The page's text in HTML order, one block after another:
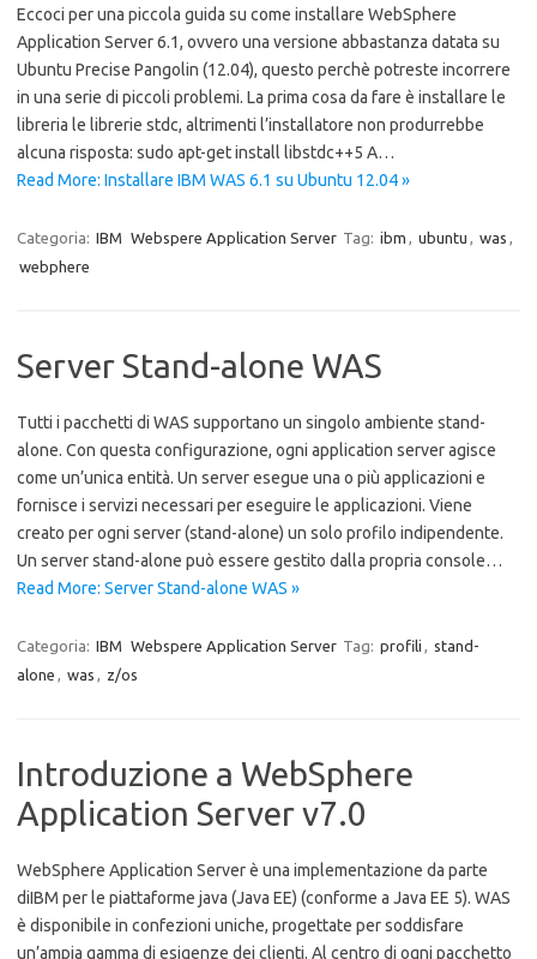
Eccoci per una piccola guida su come installare WebSphere
Application Server 6.1, ovvero una versione abbastanza datata su
Ubuntu Precise Pangolin (12.04), questo perchè potreste incorrere
in una serie di piccoli problemi. La prima cosa da fare è installare le
libreria le librerie stdc, altrimenti l’installatore non produrrebbe
alcuna risposta: sudo apt-get install libstdc++5 A…
Read More: Installare IBM WAS 6.1 su Ubuntu 12.04 »
Categoria: IBM Webspere Application Server Tag: ibm , ubuntu , was ,
webphere
Server Stand-alone WAS
Tutti i pacchetti di WAS supportano un singolo ambiente stand-
alone. Con questa configurazione, ogni application server agisce
come un’unica entità. Un server esegue una o più applicazioni e
fornisce i servizi necessari per eseguire le applicazioni. Viene
creato per ogni server (stand-alone) un solo profilo indipendente.
Un server stand-alone può essere gestito dalla propria console…
Read More: Server Stand-alone WAS »
Categoria: IBM Webspere Application Server Tag: profili , stand-
alone , was , z/os
Introduzione a WebSphere
Application Server v7.0
WebSphere Application Server è una implementazione da parte
diIBM per le piattaforme java (Java EE) (conforme a Java EE 5). WAS
è disponibile in confezioni uniche, progettate per soddisfare
un’ampia gamma di esigenze dei clienti. Al centro di ogni pacchetto